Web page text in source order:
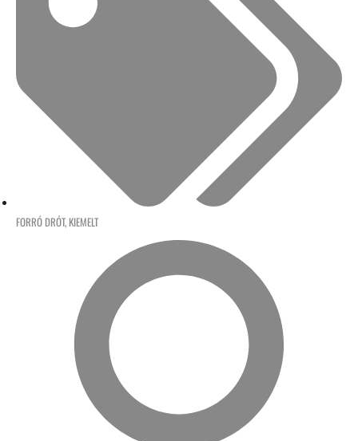
FORRÓ DRÓT, KIEMELT